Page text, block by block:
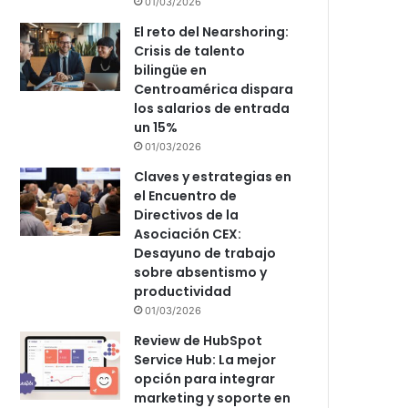
El reto del Nearshoring:
Crisis de talento
bilingüe en
Centroamérica dispara
los salarios de entrada
un 15%
01/03/2026
Claves y estrategias en
el Encuentro de
Directivos de la
Asociación CEX:
Desayuno de trabajo
sobre absentismo y
productividad
01/03/2026
Review de HubSpot
Service Hub: La mejor
opción para integrar
marketing y soporte en